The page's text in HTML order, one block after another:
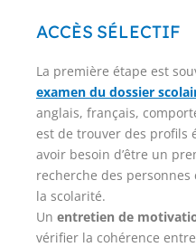
ACCÈS SÉLECTIF
La première étape est
examen du dossier
anglais, français,
est de trouver des profils
avoir besoin d’être un
recherche des
la scolarité.
Un entretien de
vérifier la cohérence